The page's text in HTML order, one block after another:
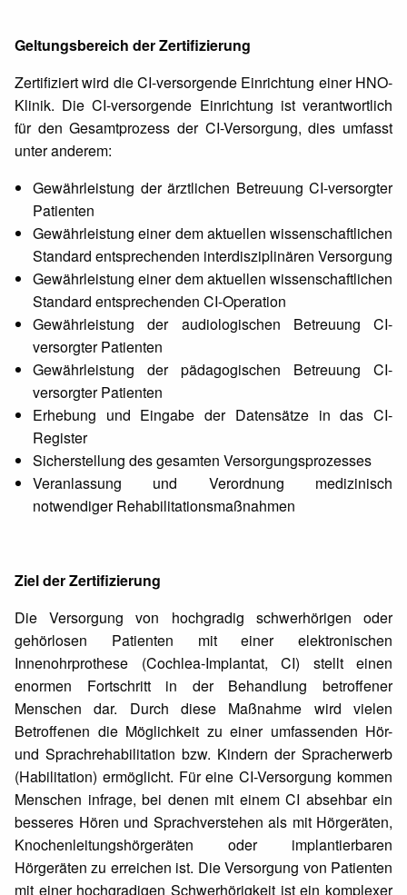
Geltungsbereich der Zertifizierung
Zertifiziert wird die CI-versorgende Einrichtung einer HNO-
Klinik. Die CI-versorgende Einrichtung ist verantwortlich
für den Gesamtprozess der CI-Versorgung, dies umfasst
unter anderem:
Gewährleistung der ärztlichen Betreuung CI-versorgter
Patienten
Gewährleistung einer dem aktuellen wissenschaftlichen
Standard entsprechenden interdisziplinären Versorgung
Gewährleistung einer dem aktuellen wissenschaftlichen
Standard entsprechenden CI-Operation
Gewährleistung der audiologischen Betreuung CI-
versorgter Patienten
Gewährleistung der pädagogischen Betreuung CI-
versorgter Patienten
Erhebung und Eingabe der Datensätze in das CI-
Register
Sicherstellung des gesamten Versorgungsprozesses
Veranlassung und Verordnung medizinisch
notwendiger Rehabilitationsmaßnahmen
Ziel der Zertifizierung
Die Versorgung von hochgradig schwerhörigen oder
gehörlosen Patienten mit einer elektronischen
Innenohrprothese (Cochlea-Implantat, CI) stellt einen
enormen Fortschritt in der Behandlung betroffener
Menschen dar. Durch diese Maßnahme wird vielen
Betroffenen die Möglichkeit zu einer umfassenden Hör-
und Sprachrehabilitation bzw. Kindern der Spracherwerb
(Habilitation) ermöglicht. Für eine CI-Versorgung kommen
Menschen infrage, bei denen mit einem CI absehbar ein
besseres Hören und Sprachverstehen als mit Hörgeräten,
Knochenleitungshörgeräten oder implantierbaren
Hörgeräten zu erreichen ist. Die Versorgung von Patienten
mit einer hochgradigen Schwerhörigkeit ist ein komplexer